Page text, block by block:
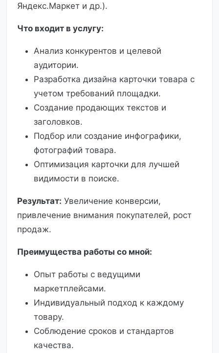
Яндекс.Маркет и др.).
Что входит в услугу:
Анализ конкурентов и целевой
аудитории.
Разработка дизайна карточки товара с
учетом требований площадки.
Создание продающих текстов и
заголовков.
Подбор или создание инфографики,
фотографий товара.
Оптимизация карточки для лучшей
видимости в поиске.
Результат: Увеличение конверсии,
привлечение внимания покупателей, рост
продаж.
Преимущества работы со мной:
Опыт работы с ведущими
маркетплейсами.
Индивидуальный подход к каждому
товару.
Соблюдение сроков и стандартов
качества.